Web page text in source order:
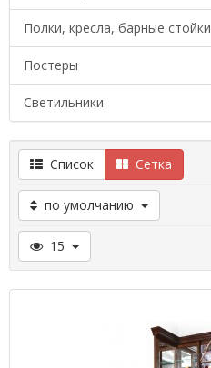
Полки, кресла, барные стойки
Постеры
Светильники
Список Сетка
по умолчанию
15